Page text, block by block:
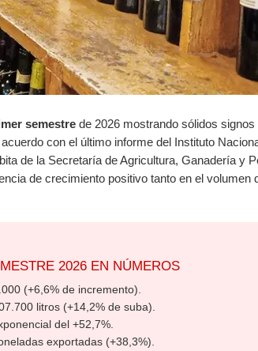
semestre de 2026 mostrando sólidos
con el último informe del Instituto
de la Secretaría de Agricultura, Ganadería y
de crecimiento positivo tanto en el volumen
2026 EN NÚMEROS
(+6,6% de incremento).
litros (+14,2% de suba).
del +52,7%.
exportadas (+38,3%).